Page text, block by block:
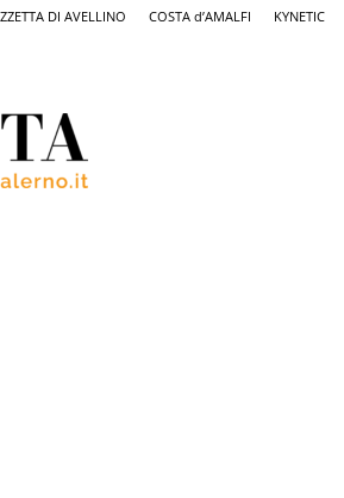
DI AVELLINO COSTA d’AMALFI KYNETIC